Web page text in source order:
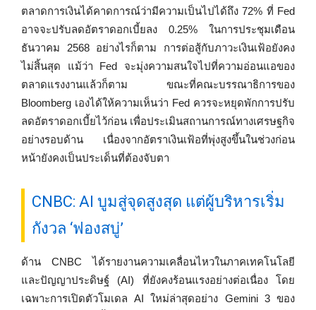
ตลาดการเงินได้คาดการณ์ว่ามีความเป็นไปได้ถึง 72% ที่ Fed
อาจจะปรับลดอัตราดอกเบี้ยลง 0.25% ในการประชุมเดือน
ธันวาคม 2568 อย่างไรก็ตาม การต่อสู้กับภาวะเงินเฟ้อยังคง
ไม่สิ้นสุด แม้ว่า Fed จะมุ่งความสนใจไปที่ความอ่อนแอของ
ตลาดแรงงานแล้วก็ตาม ขณะที่คณะบรรณาธิการของ
Bloomberg เองได้ให้ความเห็นว่า Fed ควรจะหยุดพักการปรับ
ลดอัตราดอกเบี้ยไว้ก่อน เพื่อประเมินสถานการณ์ทางเศรษฐกิจ
อย่างรอบด้าน เนื่องจากอัตราเงินเฟ้อที่พุ่งสูงขึ้นในช่วงก่อน
หน้ายังคงเป็นประเด็นที่ต้องจับตา
CNBC: AI บูมสู่จุดสูงสุด แต่ผู้บริหารเริ่ม
กังวล ‘ฟองสบู่’
ด้าน CNBC ได้รายงานความเคลื่อนไหวในภาคเทคโนโลยี
และปัญญาประดิษฐ์ (AI) ที่ยังคงร้อนแรงอย่างต่อเนื่อง โดย
เฉพาะการเปิดตัวโมเดล AI ใหม่ล่าสุดอย่าง Gemini 3 ของ